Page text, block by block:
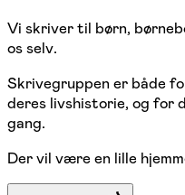
Vi skriver til børn,
os selv.
Skrivegruppen er både
deres livshistorie, og for
gang.
Der vil være en lille